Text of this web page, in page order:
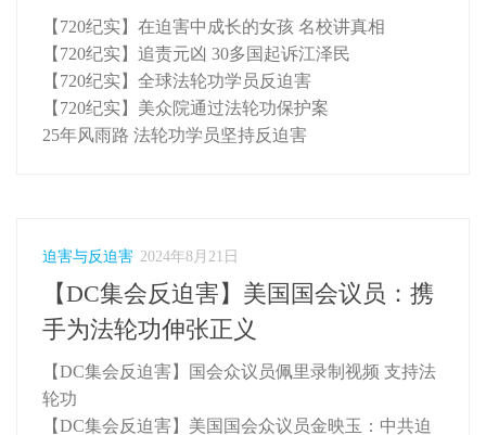
【720纪实】在迫害中成长的女孩 名校讲真相
【720纪实】追责元凶 30多国起诉江泽民
【720纪实】全球法轮功学员反迫害
【720纪实】美众院通过法轮功保护案
25年风雨路 法轮功学员坚持反迫害
迫害与反迫害 2024年8月21日
【DC集会反迫害】美国国会议员：携
手为法轮功伸张正义
【DC集会反迫害】国会众议员佩里录制视频 支持法
轮功
【DC集会反迫害】美国国会众议员金映玉：中共迫